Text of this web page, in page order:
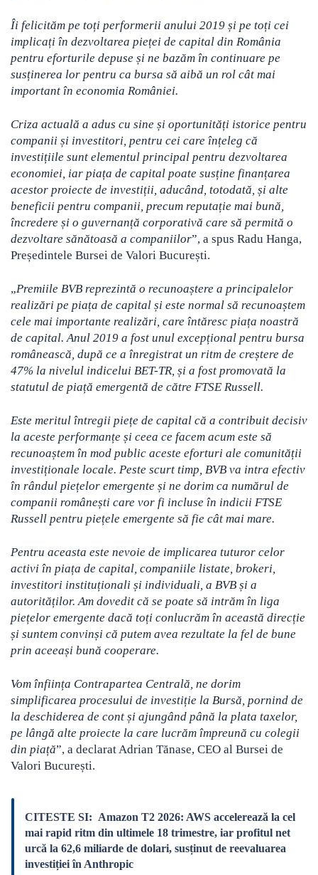
Îi felicităm pe toți performerii anului 2019 și pe toți cei
implicați în dezvoltarea pieței de capital din România
pentru eforturile depuse și ne bazăm în continuare pe
susținerea lor pentru ca bursa să aibă un rol cât mai
important în economia României.
Criza actuală a adus cu sine și oportunități istorice pentru
companii și investitori, pentru cei care înțeleg că
investițiile sunt elementul principal pentru dezvoltarea
economiei, iar piața de capital poate susține finanțarea
acestor proiecte de investiții, aducând, totodată, și alte
beneficii pentru companii, precum reputație mai bună,
încredere și o guvernanță corporativă care să permită o
dezvoltare sănătoasă a companiilor”, a spus Radu Hanga,
Președintele Bursei de Valori București.
„Premiile BVB reprezintă o recunoaștere a principalelor
realizări pe piața de capital și este normal să recunoaștem
cele mai importante realizări, care întăresc piața noastră
de capital. Anul 2019 a fost unul excepțional pentru bursa
românească, după ce a înregistrat un ritm de creștere de
47% la nivelul indicelui BET-TR, și a fost promovată la
statutul de piață emergentă de către FTSE Russell.
Este meritul întregii piețe de capital că a contribuit decisiv
la aceste performanțe și ceea ce facem acum este să
recunoaștem în mod public aceste eforturi ale comunității
investiționale locale. Peste scurt timp, BVB va intra efectiv
în rândul piețelor emergente și ne dorim ca numărul de
companii românești care vor fi incluse în indicii FTSE
Russell pentru piețele emergente să fie cât mai mare.
Pentru aceasta este nevoie de implicarea tuturor celor
activi în piața de capital, companiile listate, brokeri,
investitori instituționali și individuali, a BVB și a
autorităților. Am dovedit că se poate să intrăm în liga
piețelor emergente dacă toți conlucrăm în această direcție
și suntem convinși că putem avea rezultate la fel de bune
prin aceeași bună cooperare.
Vom înființa Contrapartea Centrală, ne dorim
simplificarea procesului de investiție la Bursă, pornind de
la deschiderea de cont și ajungând până la plata taxelor,
pe lângă alte proiecte la care lucrăm împreună cu colegii
din piață”, a declarat Adrian Tănase, CEO al Bursei de
Valori București.
CITESTE SI: Amazon T2 2026: AWS accelerează la cel
mai rapid ritm din ultimele 18 trimestre, iar profitul net
urcă la 62,6 miliarde de dolari, susținut de reevaluarea
investiției în Anthropic